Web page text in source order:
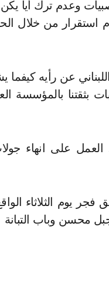
وعدم ترك أيا يكن
من خلال
عن رأيه كيفما
بثقتنا بالمؤسسة
العمل على انهاء
محسن وباب التبانة